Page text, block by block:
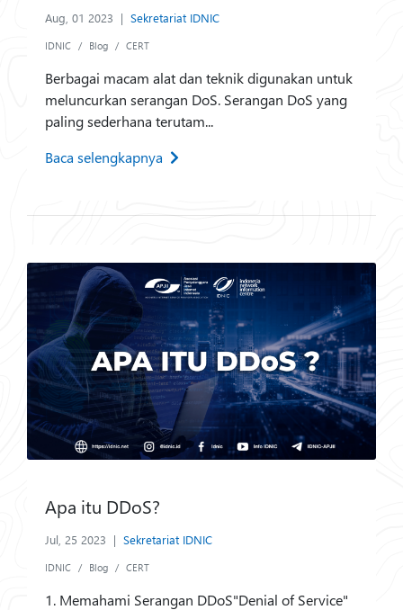
Aug, 01 2023 | Sekretariat IDNIC
IDNIC Blog CERT
Berbagai macam alat dan teknik digunakan untuk
meluncurkan serangan DoS. Serangan DoS yang
paling sederhana terutam...
Baca selengkapnya
Apa itu DDoS?
Jul, 25 2023 | Sekretariat IDNIC
IDNIC Blog CERT
1. Memahami Serangan DDoS"Denial of Service"